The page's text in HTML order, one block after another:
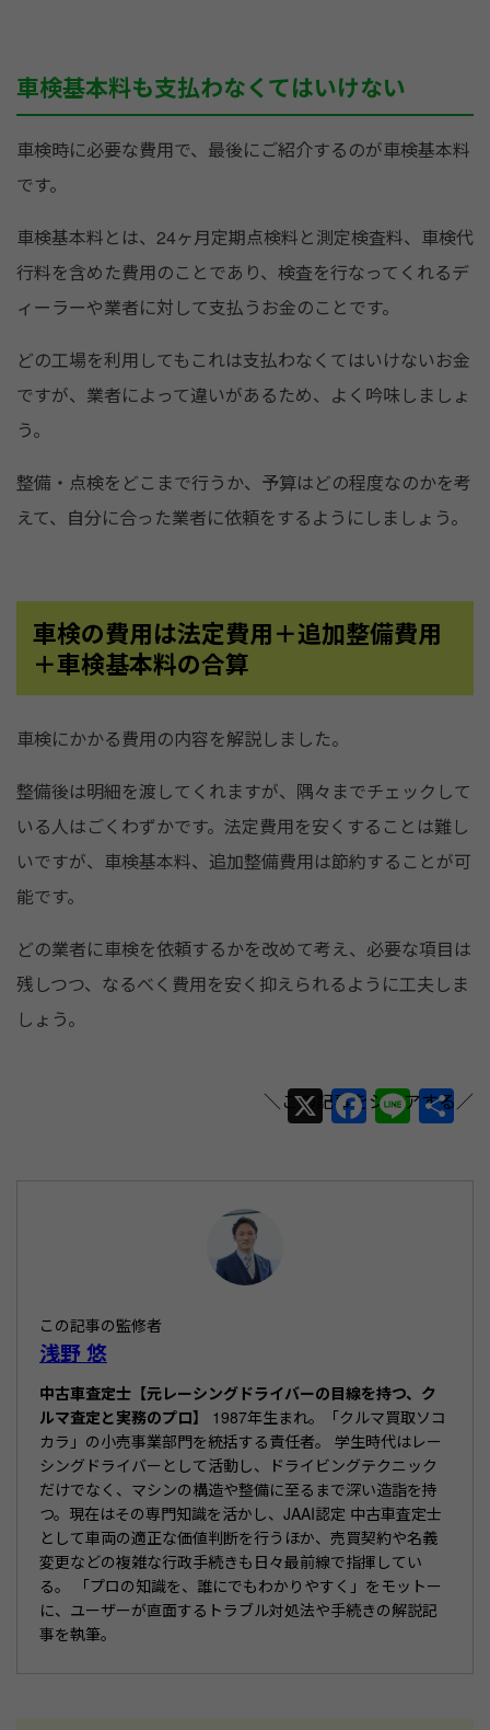
車検基本料も支払わなくてはいけない
車検時に必要な費用で、最後にご紹介するのが車検基本料
です。
車検基本料とは、24ヶ月定期点検料と測定検査料、車検代
行料を含めた費用のことであり、検査を行なってくれるデ
ィーラーや業者に対して支払うお金のことです。
どの工場を利用してもこれは支払わなくてはいけないお金
ですが、業者によって違いがあるため、よく吟味しましょ
う。
整備・点検をどこまで行うか、予算はどの程度なのかを考
えて、自分に合った業者に依頼をするようにしましょう。
車検の費用は法定費用＋追加整備費用
＋車検基本料の合算
車検にかかる費用の内容を解説しました。
整備後は明細を渡してくれますが、隅々までチェックして
いる人はごくわずかです。法定費用を安くすることは難し
いですが、車検基本料、追加整備費用は節約することが可
能です。
どの業者に車検を依頼するかを改めて考え、必要な項目は
残しつつ、なるべく費用を安く抑えられるように工夫しま
しょう。
X F Li 共
この記事の監修者
浅野 悠
中古車査定士【元レーシングドライバーの目線を持つ、ク
ルマ査定と実務のプロ】
1987年生まれ。「クルマ買取ソコ
カラ」の小売事業部門を統括する責任者。 学生時代はレー
シングドライバーとして活動し、ドライビングテクニック
だけでなく、マシンの構造や整備に至るまで深い造詣を持
つ。現在はその専門知識を活かし、JAAI認定 中古車査定士
として車両の適正な価値判断を行うほか、売買契約や名義
変更などの複雑な行政手続きも日々最前線で指揮してい
る。 「プロの知識を、誰にでもわかりやすく」をモットー
に、ユーザーが直面するトラブル対処法や手続きの解説記
事を執筆。